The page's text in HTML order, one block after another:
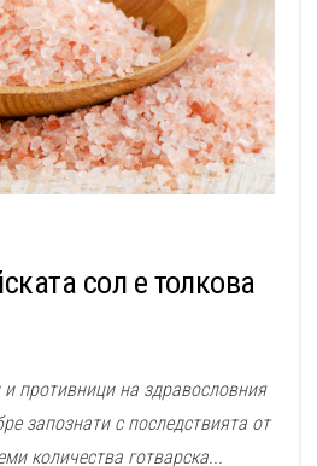
сол е толкова
противници на здравословния
запознати с последствията от
количества готварска...